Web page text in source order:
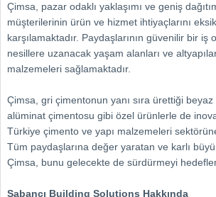
Çimsa, pazar odaklı yaklaşımı ve geniş
müşterilerinin ürün ve hizmet ihtiyaçlarını
karşılamaktadır. Paydaşlarının güvenilir bir iş
nesillere uzanacak yaşam alanları ve
malzemeleri sağlamaktadır.
Çimsa, gri çimentonun yanı sıra ürettiği
alüminat çimentosu gibi özel ürünlerle de
Türkiye çimento ve yapı malzemeleri
Tüm paydaşlarına değer yaratan ve karlı
Çimsa, bunu gelecekte de sürdürmeyi
Sabancı Building Solutions Hakkında